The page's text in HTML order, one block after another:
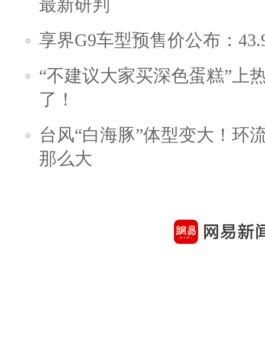
最新研判
享界G9车型预售价公布：
“不建议大家买深色蛋糕”上
了！
台风“白海豚”体型变大！环
那么大